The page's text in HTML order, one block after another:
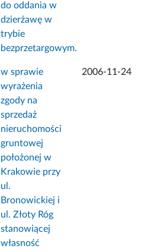
do oddania w
dzierżawę w
trybie
bezprzetargowym.
w sprawie
wyrażenia
zgody na
sprzedaż
nieruchomości
gruntowej
położonej w
Krakowie przy
ul.
Bronowickiej i
ul. Złoty Róg
stanowiącej
własność
2006-11-24